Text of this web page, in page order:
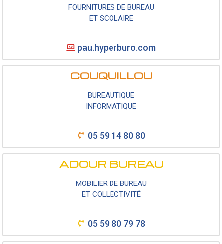
FOURNITURES DE BUREAU
ET SCOLAIRE
pau.hyperburo.com
COUQUILLOU
BUREAUTIQUE
INFORMATIQUE
05 59 14 80 80
ADOUR BUREAU
MOBILIER DE BUREAU
ET COLLECTIVITÉ
05 59 80 79 78